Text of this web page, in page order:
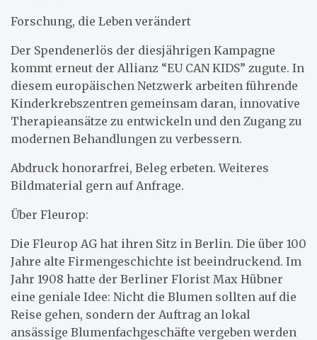
Forschung, die Leben verändert
Der Spendenerlös der diesjährigen Kampagne
kommt erneut der Allianz “EU CAN KIDS” zugute. In
diesem europäischen Netzwerk arbeiten führende
Kinderkrebszentren gemeinsam daran, innovative
Therapieansätze zu entwickeln und den Zugang zu
modernen Behandlungen zu verbessern.
Abdruck honorarfrei, Beleg erbeten. Weiteres
Bildmaterial gern auf Anfrage.
Über Fleurop:
Die Fleurop AG hat ihren Sitz in Berlin. Die über 100
Jahre alte Firmengeschichte ist beeindruckend. Im
Jahr 1908 hatte der Berliner Florist Max Hübner
eine geniale Idee: Nicht die Blumen sollten auf die
Reise gehen, sondern der Auftrag an lokal
ansässige Blumenfachgeschäfte vergeben werden